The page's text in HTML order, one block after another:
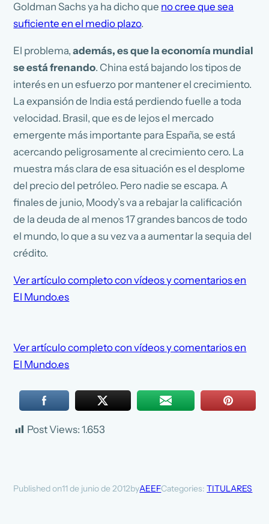
Goldman Sachs ya ha dicho que no cree que sea
suficiente en el medio plazo.
El problema,además, es que la economía mundial
se está frenando. China está bajando los tipos de
interés en un esfuerzo por mantener el crecimiento.
La expansión de India está perdiendo fuelle a toda
velocidad. Brasil, que es de lejos el mercado
emergente más importante para España, se está
acercando peligrosamente al crecimiento cero. La
muestra más clara de esa situación es el desplome
del precio del petróleo. Pero nadie se escapa. A
finales de junio, Moody’s va a rebajar la calificación
de la deuda de al menos 17 grandes bancos de todo
el mundo, lo que a su vez va a aumentar la sequia del
crédito.
Ver artículo completo con vídeos y comentarios en
El Mundo.es
Ver artículo completo con vídeos y comentarios en
El Mundo.es
Post Views: 1.653
Published on11 de junio de 2012byAEEFCategories:TITULARES